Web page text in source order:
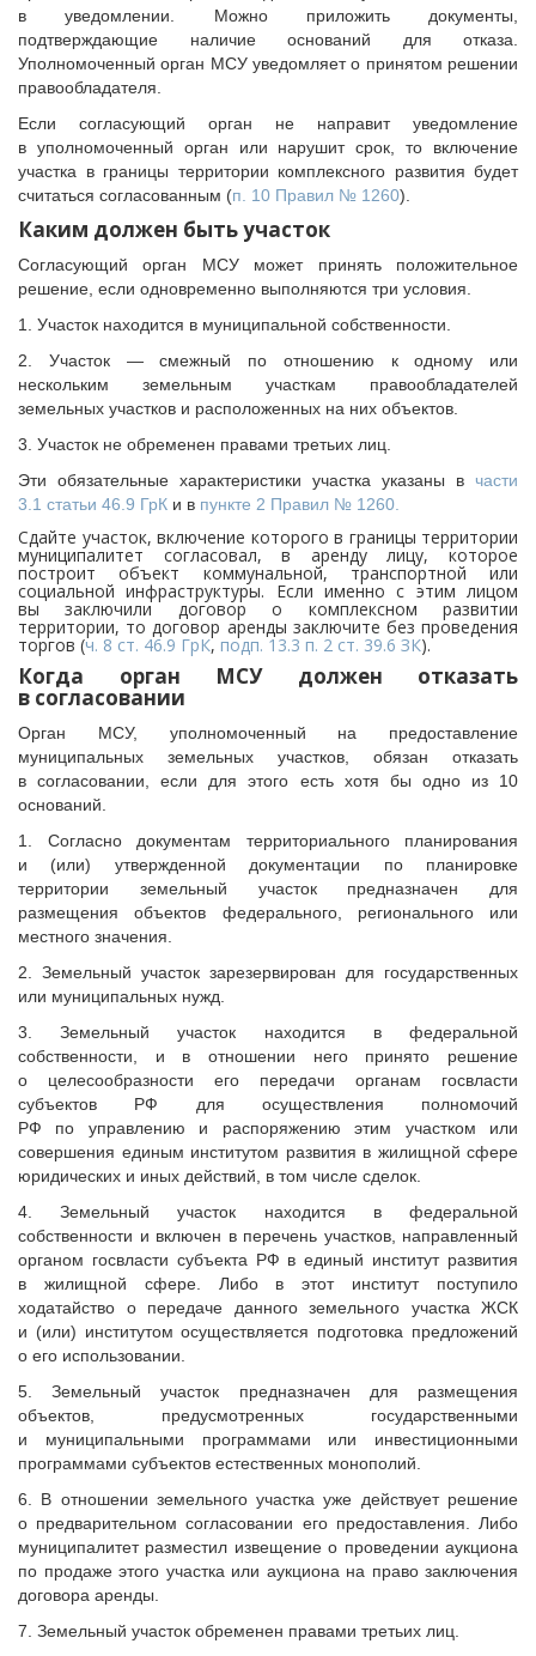
в уведомлении. Можно приложить документы,
подтверждающие наличие оснований для отказа.
Уполномоченный орган МСУ уведомляет о принятом решении
правообладателя.
Если согласующий орган не направит уведомление
в уполномоченный орган или нарушит срок, то включение
участка в границы территории комплексного развития будет
считаться согласованным (п. 10 Правил № 1260).
Каким должен быть участок
Согласующий орган МСУ может принять положительное
решение, если одновременно выполняются три условия.
1. Участок находится в муниципальной собственности.
2. Участок — смежный по отношению к одному или
нескольким земельным участкам правообладателей
земельных участков и расположенных на них объектов.
3. Участок не обременен правами третьих лиц.
Эти обязательные характеристики участка указаны в части
3.1 статьи 46.9 ГрК и в пункте 2 Правил № 1260.
Сдайте участок, включение которого в границы территории
муниципалитет согласовал, в аренду лицу, которое
построит объект коммунальной, транспортной или
социальной инфраструктуры. Если именно с этим лицом
вы заключили договор о комплексном развитии
территории, то договор аренды заключите без проведения
торгов (ч. 8 ст. 46.9 ГрК, подп. 13.3 п. 2 ст. 39.6 ЗК).
Когда орган МСУ должен отказать
в согласовании
Орган МСУ, уполномоченный на предоставление
муниципальных земельных участков, обязан отказать
в согласовании, если для этого есть хотя бы одно из 10
оснований.
1. Согласно документам территориального планирования
и (или) утвержденной документации по планировке
территории земельный участок предназначен для
размещения объектов федерального, регионального или
местного значения.
2. Земельный участок зарезервирован для государственных
или муниципальных нужд.
3. Земельный участок находится в федеральной
собственности, и в отношении него принято решение
о целесообразности его передачи органам госвласти
субъектов РФ для осуществления полномочий
РФ по управлению и распоряжению этим участком или
совершения единым институтом развития в жилищной сфере
юридических и иных действий, в том числе сделок.
4. Земельный участок находится в федеральной
собственности и включен в перечень участков, направленный
органом госвласти субъекта РФ в единый институт развития
в жилищной сфере. Либо в этот институт поступило
ходатайство о передаче данного земельного участка ЖСК
и (или) институтом осуществляется подготовка предложений
о его использовании.
5. Земельный участок предназначен для размещения
объектов, предусмотренных государственными
и муниципальными программами или инвестиционными
программами субъектов естественных монополий.
6. В отношении земельного участка уже действует решение
о предварительном согласовании его предоставления. Либо
муниципалитет разместил извещение о проведении аукциона
по продаже этого участка или аукциона на право заключения
договора аренды.
7. Земельный участок обременен правами третьих лиц.